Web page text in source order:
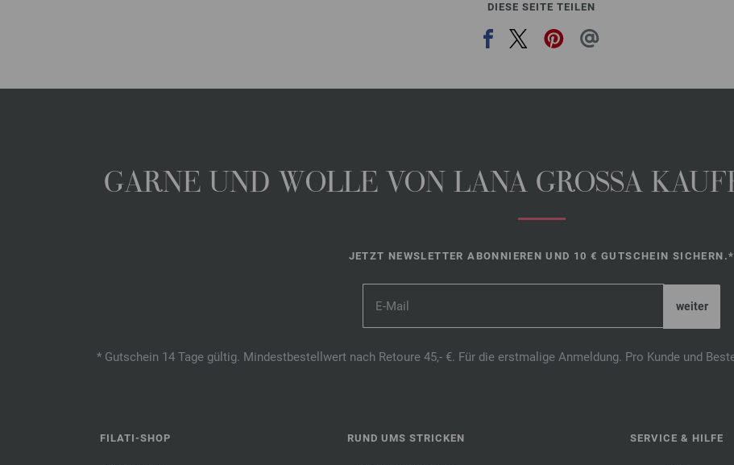
DIESE SEITE TEILEN
GARNE UND WOLLE VON LANA GROSSA
JETZT NEWSLETTER ABONNIEREN UND 10 € GUTSCHEIN SICHERN.*
* Gutschein 14 Tage gültig. Mindestbestellwert nach Retoure 45,- €. Für die erstmalige Anmeldung. Pro Kunde und
FILATI-SHOP RUND UMS STRICKEN SERVICE & HILFE